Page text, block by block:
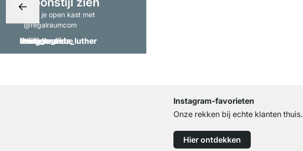
- tag je open kast met
@regalraumcom
Instagram-favorieten
Onze rekken bij echte klanten thuis.
Hier ontdekken